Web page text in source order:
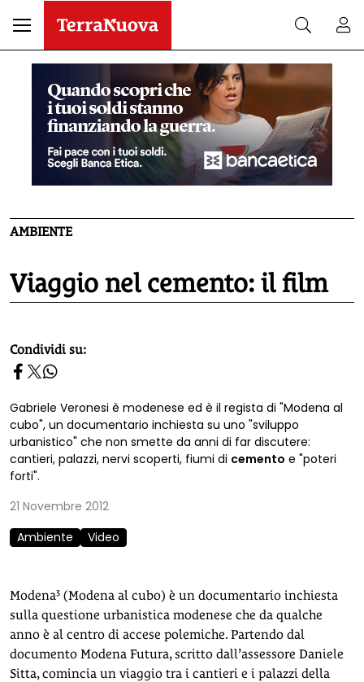
AMBIENTE
Viaggio nel cemento: il film
homepage h2
Condividi su:
Gabriele Veronesi è modenese ed è il regista di "Modena al
cubo", un documentario inchiesta su uno "sviluppo
urbanistico" che non smette da anni di far discutere:
cantieri, palazzi, nervi scoperti, fiumi di cemento e "poteri
forti".
21 Novembre 2012
Ambiente
Video
Modena³ (Modena al cubo) è un documentario inchiesta
sulla questione urbanistica modenese che da qualche
anno è al centro di accese polemiche. Partendo dal
documento Modena Futura, scritto dall’assessore Daniele
Sitta, comincia un viaggio tra i cantieri e i palazzi della